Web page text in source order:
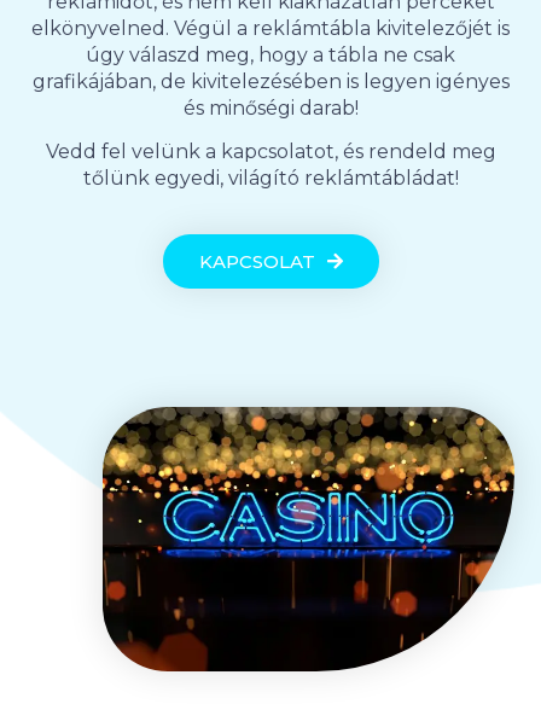
elkönyvelned. Végül a reklámtábla kivitelezőjét is
úgy válaszd meg, hogy a tábla ne csak
grafikájában, de kivitelezésében is legyen igényes
és minőségi darab!
Vedd fel velünk a kapcsolatot, és rendeld meg
tőlünk egyedi, világító reklámtábládat!
KAPCSOLAT